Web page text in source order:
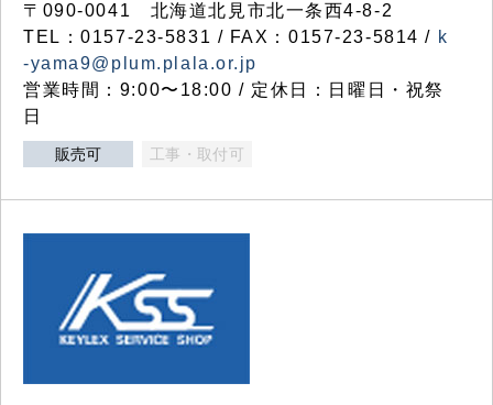
〒090-0041 北海道北見市北一条西4-8-2
TEL：0157-23-5831 / FAX：0157-23-5814 / k
-yama9@plum.plala.or.jp
営業時間：9:00〜18:00 / 定休日：日曜日・祝祭
日
販売可 工事・取付可